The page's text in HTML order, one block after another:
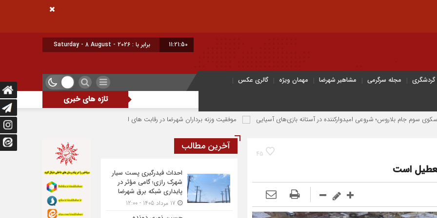
11:21:51 امروز : شنبه - ۱۷ مرداد - ۱۴۰۵
گردشگری مجله سرگرمی مشاهیر شهرضا مهمان ویژه
گالری عکس
تازه های خبری
شروعی امیدوارکننده در آستانه بازی‌های آسیایی موفقیت وزنه برداران شهرضا در رقابت های استان اصفهان بهره‌برداری از شبکه روشنایی بلوار خلیج
45
است
آخرین مطالب
احداث فیدرگیری پست سیار
شهرک رازی؛ گامی مؤثر در
پایداری شبکه برق شهرضا